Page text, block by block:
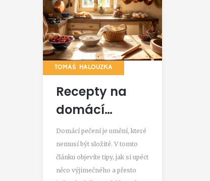
TOMÁŠ HALOUZKA
Recepty na
domácí
pečení: Objefte
kouzlo
vlastnoručně
Domácí pečení je umění, které
nemusí být složité. V tomto
článku objevíte tipy, jak si upéct
něco výjimečného a přesto